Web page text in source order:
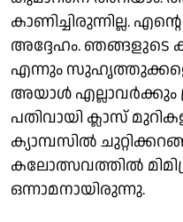
കാണിച്ചിരുന്നില്ല.
അദ്ദേഹം. ഞങ്ങളുടെ
എന്നും സുഹൃത്തുക്കളെ
അയാൾ എല്ലാവർക്കും
പതിവായി ക്ലാസ്
ക്യാമ്പസിൽ
കലോത്സവത്തിൽ
ഒന്നാമനായിരുന്നു.